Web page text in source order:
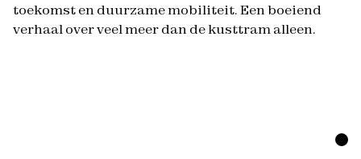
toekomst en duurzame mobiliteit. Een boeiend
verhaal over veel meer dan de kusttram alleen.